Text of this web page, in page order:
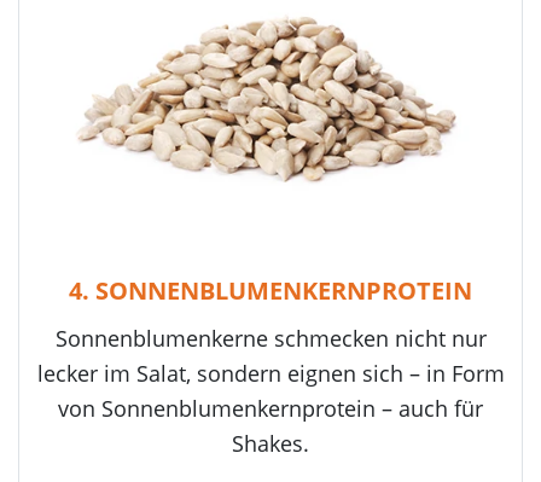
4. SONNENBLUMENKERNPROTEIN
Sonnenblumenkerne schmecken nicht nur
lecker im Salat, sondern eignen sich – in Form
von Sonnenblumenkernprotein – auch für
Shakes.